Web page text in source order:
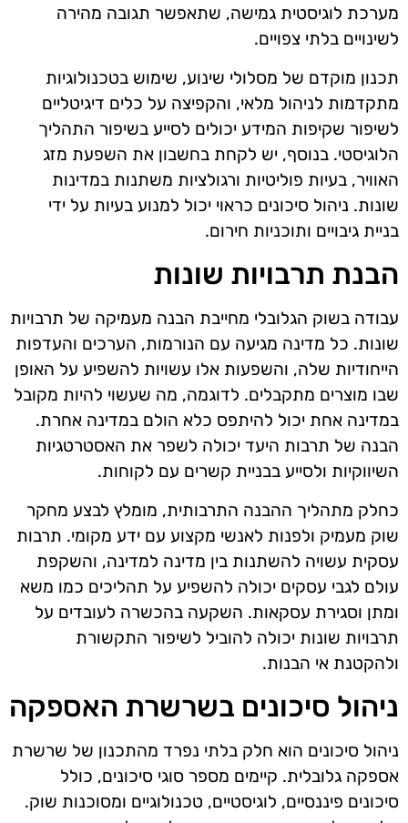
מערכת לוגיסטית גמישה, שתאפשר תגובה מהירה
לשינויים בלתי צפויים.
תכנון מוקדם של מסלולי שינוע, שימוש בטכנולוגיות
מתקדמות לניהול מלאי, והקפיצה על כלים דיגיטליים
לשיפור שקיפות המידע יכולים לסייע בשיפור התהליך
הלוגיסטי. בנוסף, יש לקחת בחשבון את השפעת מזג
האוויר, בעיות פוליטיות ורגולציות משתנות במדינות
שונות. ניהול סיכונים כראוי יכול למנוע בעיות על ידי
בניית גיבויים ותוכניות חירום.
הבנת תרבויות שונות
עבודה בשוק הגלובלי מחייבת הבנה מעמיקה של תרבויות
שונות. כל מדינה מגיעה עם הנורמות, הערכים והעדפות
הייחודיות שלה, והשפעות אלו עשויות להשפיע על האופן
שבו מוצרים מתקבלים. לדוגמה, מה שעשוי להיות מקובל
במדינה אחת יכול להיתפס כלא הולם במדינה אחרת.
הבנה של תרבות היעד יכולה לשפר את האסטרטגיות
השיווקיות ולסייע בבניית קשרים עם לקוחות.
כחלק מתהליך ההבנה התרבותית, מומלץ לבצע מחקר
שוק מעמיק ולפנות לאנשי מקצוע עם ידע מקומי. תרבות
עסקית עשויה להשתנות בין מדינה למדינה, והשקפת
עולם לגבי עסקים יכולה להשפיע על תהליכים כמו משא
ומתן וסגירת עסקאות. השקעה בהכשרה לעובדים על
תרבויות שונות יכולה להוביל לשיפור התקשורת
ולהקטנת אי הבנות.
ניהול סיכונים בשרשרת האספקה
ניהול סיכונים הוא חלק בלתי נפרד מהתכנון של שרשרת
אספקה גלובלית. קיימים מספר סוגי סיכונים, כולל
סיכונים פיננסיים, לוגיסטיים, טכנולוגיים ומסוכנות שוק.